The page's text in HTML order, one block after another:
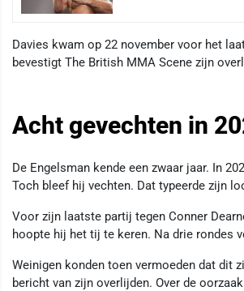
Davies kwam op 22 november voor het
bevestigt The British MMA Scene zijn
Acht gevechten in
De Engelsman kende een zwaar jaar. In
Toch bleef hij vechten. Dat typeerde zijn
Voor zijn laatste partij tegen Conner
hoopte hij het tij te keren. Na drie rondes
Weinigen konden toen vermoeden dat dit
bericht van zijn overlijden. Over de